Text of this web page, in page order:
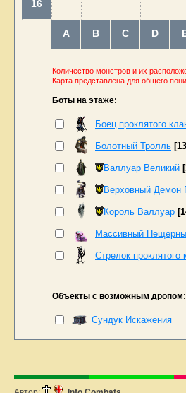
16
A B C D
Количество монстров и их
Карта представлена для общего
Боты на этаже:
Боец проклятого
Болотный Тролль
Валлуар Великий
Верховный Демон
Король Валлуар
Массивный
Стрелок проклятого
Объекты с возможным дропом:
Сундук Искажения